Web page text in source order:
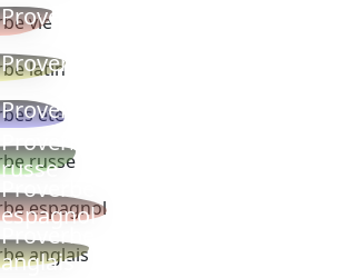
Proverbe vie
Proverbe latin
Proverbes ete
Proverbe
russe
Proverbe
espagnol
Proverbe
anglais